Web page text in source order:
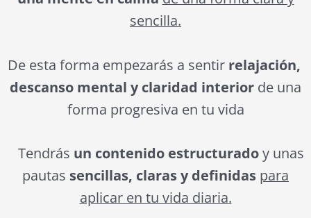
sencilla.
De esta forma empezarás a sentir relajación,
descanso mental y claridad interior de una
forma progresiva en tu vida
Tendrás un contenido estructuradoy unas
pautas sencillas, claras y definidas para
aplicar en tu vida diaria.